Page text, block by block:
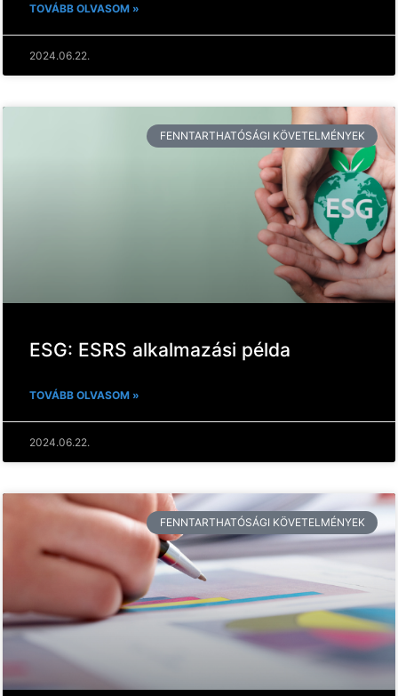
TOVÁBB OLVASOM »
2024.06.22.
FENNTARTHATÓSÁGI KÖVETELMÉNYEK
ESG: ESRS alkalmazási példa
TOVÁBB OLVASOM »
2024.06.22.
FENNTARTHATÓSÁGI KÖVETELMÉNYEK